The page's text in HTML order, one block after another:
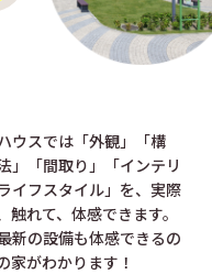
ウスでは「外観」「構
」「間取り」「インテリ
イフスタイル」を、実際
触れて、体感できます。
新の設備も体感できるの
家がわかります！